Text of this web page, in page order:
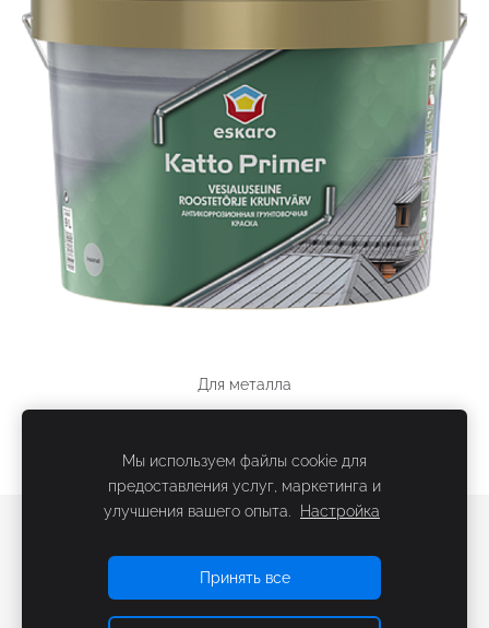
Для металла
Мы используем файлы cookie для
предоставления услуг, маркетинга и
улучшения вашего опыта.
Настройка
Принять все